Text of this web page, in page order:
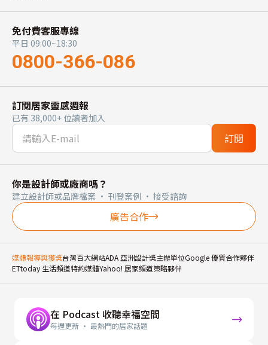
免付費客服專線
平日 09:00~18:30
0800-366-086
訂閱居家靈感週報
已有 38,000+ 位讀者加入
訂閱
你是設計師或廠商嗎？
建立設計師或品牌檔案 · 刊登案例 · 接受諮詢
廣告合作
媒體報導與獲獎台灣百大網站ADA 亞洲設計獎主辦單位Google 優質合作夥伴
ETtoday 生活頻道特約媒體Yahoo! 居家頻道策略夥伴
在 Podcast 收聽幸福空間
每週更新 · 最熱門的居家話題